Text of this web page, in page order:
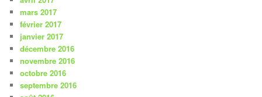
mars 2017
février 2017
janvier 2017
décembre 2016
novembre 2016
octobre 2016
septembre 2016